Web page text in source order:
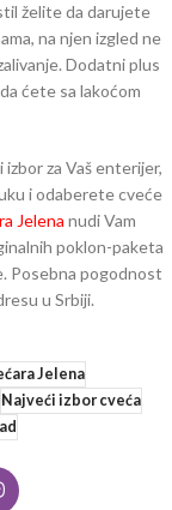
želite da darujete
na njen izgled ne
Dodatni plus
ćete sa lakoćom
za Vaš enterijer,
i odaberete cveće
Jelena nudi Vam
poklon-paketa
Posebna pogodnost
u Srbiji.
Jelena
Najveći izbor cveća